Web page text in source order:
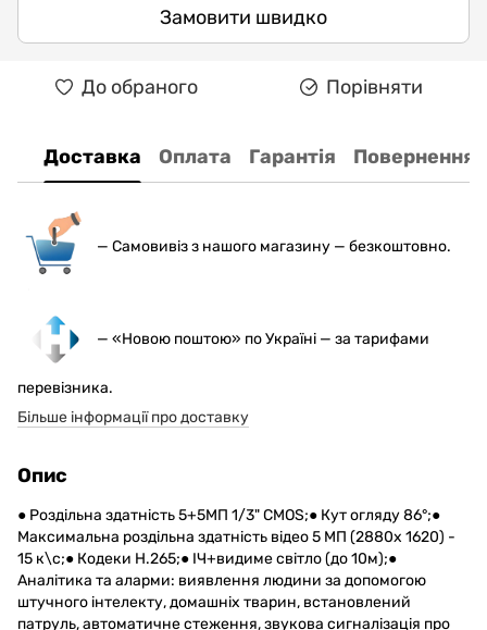
Замовити швидко
До обраного Порівняти
Доставка Оплата Гарантія Повернення
— Самовивіз з нашого магазину — безкоштовно.
— «Новою поштою» по Україні — за тарифами
перевізника.
Більше інформації про доставку
Опис
● Роздільна здатність 5+5МП 1/3" CMOS;● Кут огляду 86°;●
Максимальна роздільна здатність відео 5 МП (2880x 1620) -
15 к\с;● Кодеки H.265;● ІЧ+видиме світло (до 10м);●
Аналітика та аларми: виявлення людини за допомогою
штучного інтелекту, домашніх тварин, встановлений
патруль, автоматичне стеження, звукова сигналізація про